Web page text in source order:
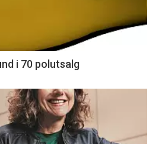
i 70 polutsalg